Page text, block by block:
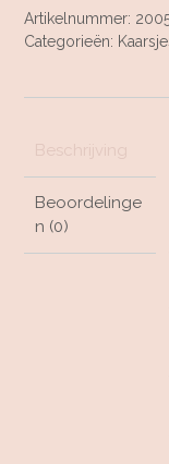
kaarsjes
6
Make
Artikelnummer:
Categorieën:
Beoordelinge
n (0)